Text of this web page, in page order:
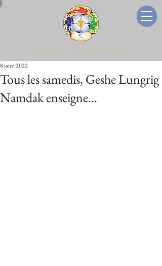
Shenten Dargye Ling
Tous les samedis, Geshe Lungrig
Namdak enseigne...
8 janv. 2022